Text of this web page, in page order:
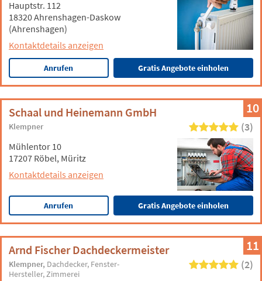
Hauptstr. 112
18320 Ahrenshagen-Daskow
(Ahrenshagen)
Kontaktdetails anzeigen
Anrufen Gratis Angebote einholen
10
Schaal und Heinemann GmbH
Klempner (3)
Mühlentor 10
17207 Röbel, Müritz
Kontaktdetails anzeigen
Anrufen Gratis Angebote einholen
11
Arnd Fischer Dachdeckermeister
Klempner Dachdecker Fenster-
Hersteller Zimmerei
(2)